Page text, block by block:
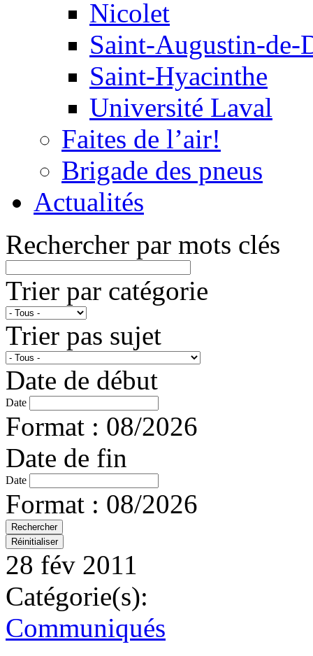
Nicolet
Saint-Augustin-de-
Saint-Hyacinthe
Université Laval
Faites de l’air!
Brigade des pneus
Actualités
Rechercher par mots clés
Trier par catégorie
Trier pas sujet
Date de début
Date
Format : 08/2026
Date de fin
Date
Format : 08/2026
28 fév 2011
Catégorie(s):
Communiqués